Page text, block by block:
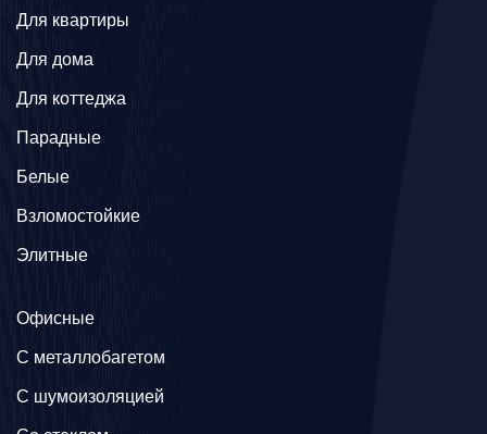
Для квартиры
Для дома
Для коттеджа
Парадные
Белые
Взломостойкие
Элитные
Офисные
C металлобагетом
С шумоизоляцией